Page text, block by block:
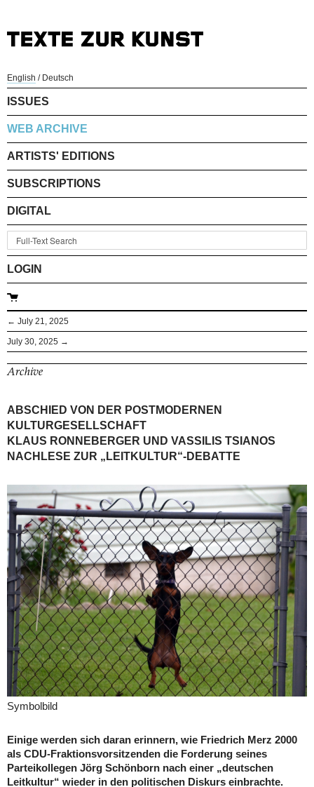
English / Deutsch
ISSUES
WEB ARCHIVE
ARTISTS' EDITIONS
SUBSCRIPTIONS
DIGITAL
LOGIN
← July 21, 2025
July 30, 2025 →
Archive
ABSCHIED VON DER POSTMODERNEN
KULTURGESELLSCHAFT
KLAUS RONNEBERGER UND VASSILIS TSIANOS
NACHLESE ZUR „LEITKULTUR“-DEBATTE
Symbolbild
Einige werden sich daran erinnern, wie Friedrich Merz 2000
als CDU-Fraktionsvorsitzenden die Forderung seines
Parteikollegen Jörg Schönborn nach einer „deutschen
Leitkultur“ wieder in den politischen Diskurs einbrachte.